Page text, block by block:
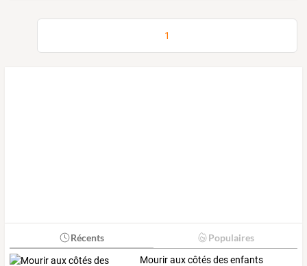
1
Récents Populaires
Mourir aux côtés des enfants